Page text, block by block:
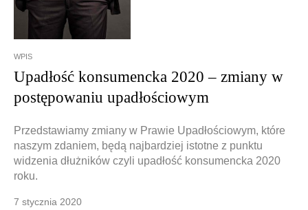
WPIS
Upadłość konsumencka 2020 – zmiany w
postępowaniu upadłościowym
Przedstawiamy zmiany w Prawie Upadłościowym, które
naszym zdaniem, będą najbardziej istotne z punktu
widzenia dłużników czyli upadłość konsumencka 2020
roku.
7 stycznia 2020